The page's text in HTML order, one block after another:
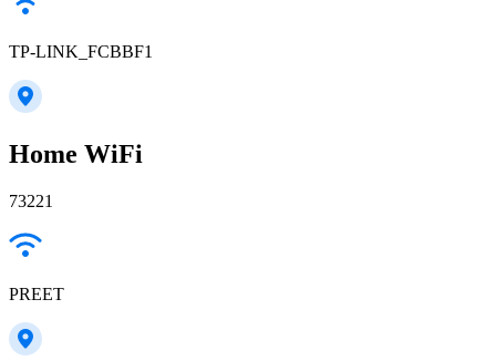
TP-LINK_FCBBF1
Home WiFi
73221
PREET